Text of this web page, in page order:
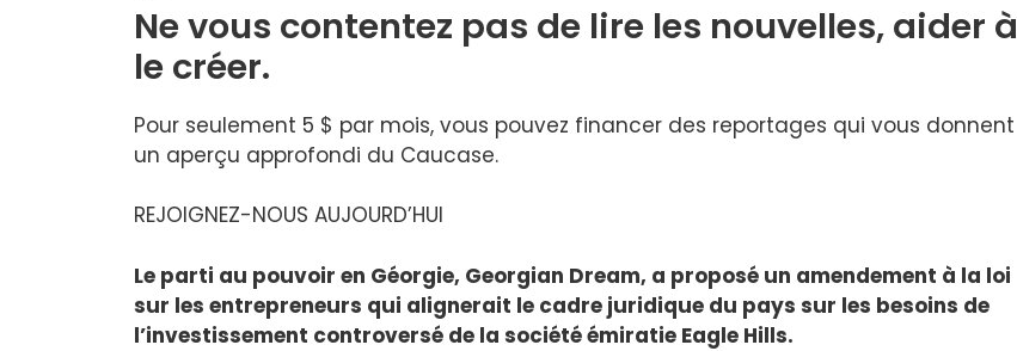
Ne vous contentez pas de lire les nouvelles, aider à
le créer.
Pour seulement 5 $ par mois, vous pouvez financer des reportages qui vous donnent
un aperçu approfondi du Caucase.
REJOIGNEZ-NOUS AUJOURD’HUI
Le parti au pouvoir en Géorgie, Georgian Dream, a proposé un amendement à la loi
sur les entrepreneurs qui alignerait le cadre juridique du pays sur les besoins de
l’investissement controversé de la société émiratie Eagle Hills.